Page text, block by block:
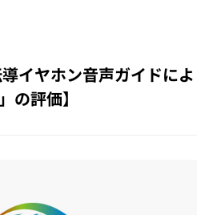
導イヤホン音声ガイドによ
の評価】